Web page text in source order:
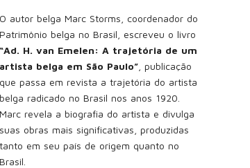
O autor belga Marc Storms, coordenador do
Patrimônio belga no Brasil, escreveu o livro
“Ad. H. van Emelen: A trajetória de um
artista belga em São Paulo” , publicação
que passa em revista a trajetória do artista
belga radicado no Brasil nos anos 1920.
Marc revela a biografia do artista e divulga
suas obras mais significativas, produzidas
tanto em seu país de origem quanto no
Brasil.